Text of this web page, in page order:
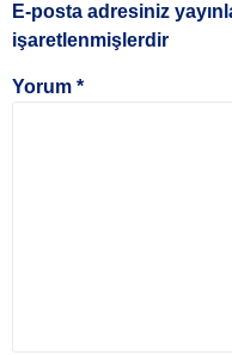
E-posta adresiniz
işaretlenmişlerdir
Yorum *